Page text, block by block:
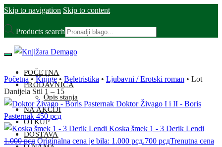
Skip to navigation Skip to content
Products search
POČETNA
PRODAVNICA
Opis stanja
NA AKCIJI
OTKUP
DOSTAVA
Početna • Knjige • Beletristika • Ljubavni / Erotski roman • Lot
Danijela Stil 1 – 15
Doktor Živago I i II - Boris
Pasternak 450 рсд
Koska šmek 1 - 3 Derik Lendi
1.000рсд Originalna cena je bila: 1.000 рсд.700 рсдTrenutna cena